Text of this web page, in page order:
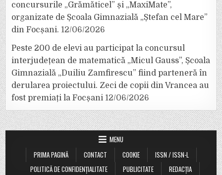
concursurile „Grămăticel” și „MaxiMate”,
organizate de Școala Gimnazială „Ștefan cel Mare”
din Focșani. 12/06/2026
Peste 200 de elevi au participat la concursul
interjudețean de matematică „Micul Gauss”, Școala
Gimnazială „Duiliu Zamfirescu” fiind parteneră în
derularea proiectului. Zeci de copii din Vrancea au
fost premiați la Focșani 12/06/2026
MENU
PRIMA PAGINĂ
CONTACT COOKIE
ISSN / ISSN-L
POLITICĂ DE CONFIDENȚIALITATE
PUBLICITATE REDACȚIA